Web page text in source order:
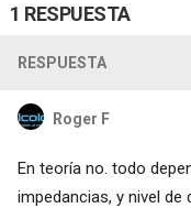
1 RESPUESTA
RESPUESTA
Roger F
En teoría no. todo
impedancias, y nivel